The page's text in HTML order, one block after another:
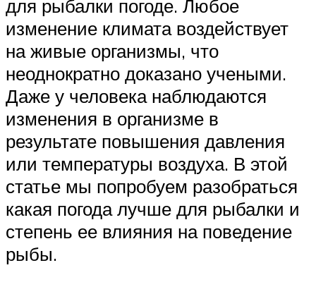
для рыбалки погоде. Любое
изменение климата воздействует
на живые организмы, что
неоднократно доказано учеными.
Даже у человека наблюдаются
изменения в организме в
результате повышения давления
или температуры воздуха. В этой
статье мы попробуем разобраться
какая погода лучше для рыбалки и
степень ее влияния на поведение
рыбы.